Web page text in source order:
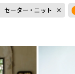
セーター・ニット